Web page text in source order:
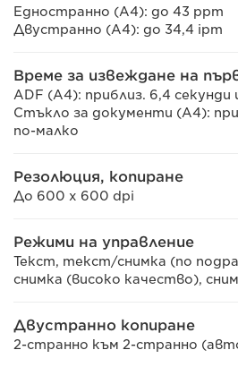
Едностранно (A4): до 43 ppm
Двустранно (A4): до 34,4 ipm
Време за извеждане на
ADF (A4): приблиз. 6,4 секунди
Стъкло за документи (A4):
по-малко
Резолюция, копиране
До 600 x 600 dpi
Режими на управление
Текст, текст/снимка (по
снимка (високо качество),
Двустранно копиране
2-странно към 2-странно